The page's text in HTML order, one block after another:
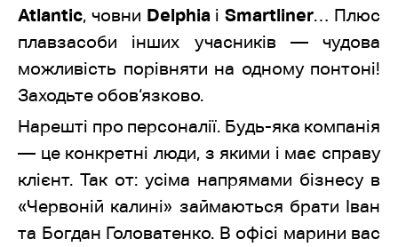
Atlantic, човни Delphia і Smartliner… Плюс
плавзасоби інших учасників — чудова
можливість порівняти на одному понтоні!
Заходьте обов‘язково.
Нарешті про персоналії. Будь-яка компанія
— це конкретні люди, з якими і має справу
клієнт. Так от: усіма напрямами бізнесу в
«Червоній калині» займаються брати Іван
та Богдан Головатенко. В офісі марини вас